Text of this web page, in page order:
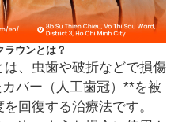
ラウンとは？
は、虫歯や破折などで損傷
バー（人工歯冠）**を被
回復する治療法です。